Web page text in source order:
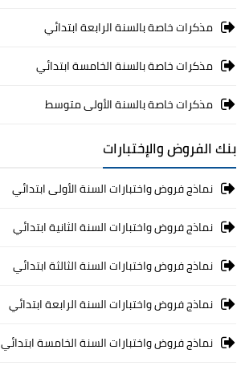
مذكرات خاصة بالسنة الرابعة ابتدائي
مذكرات خاصة بالسنة الخامسة ابتدائي
مذكرات خاصة بالسنة الأولى متوسط
بنك الفروض والإختبارات
نماذج فروض واختبارات السنة الأولى ابتدائي
نماذج فروض واختبارات السنة الثانية ابتدائي
نماذج فروض واختبارات السنة الثالثة ابتدائي
نماذج فروض واختبارات السنة الرابعة ابتدائي
نماذج فروض واختبارات السنة الخامسة ابتدائي